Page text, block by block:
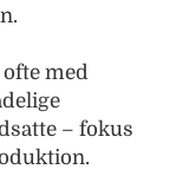
med
– fokus